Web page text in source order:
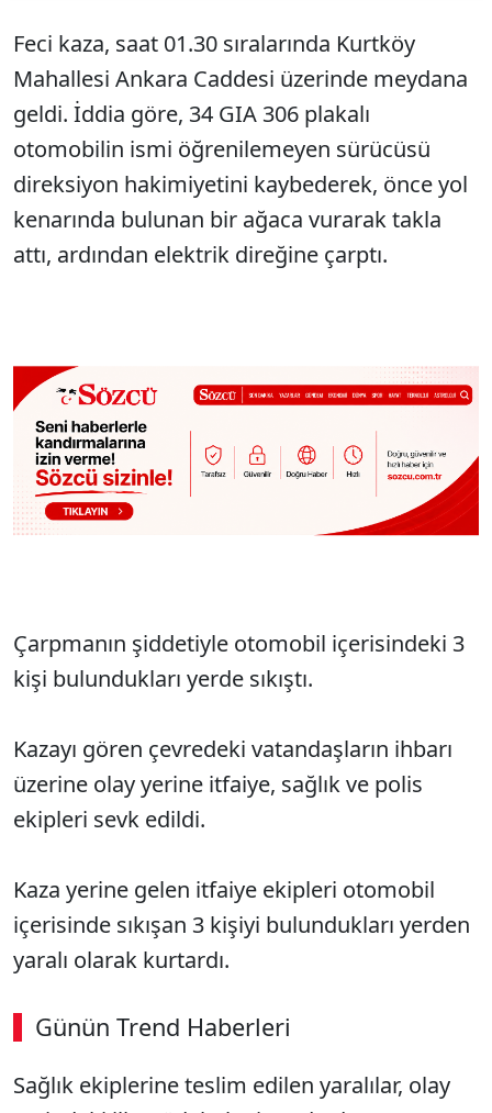
Feci kaza, saat 01.30 sıralarında Kurtköy
Mahallesi Ankara Caddesi üzerinde meydana
geldi. İddia göre, 34 GIA 306 plakalı
otomobilin ismi öğrenilemeyen sürücüsü
direksiyon hakimiyetini kaybederek, önce yol
kenarında bulunan bir ağaca vurarak takla
attı, ardından elektrik direğine çarptı.
Çarpmanın şiddetiyle otomobil içerisindeki 3
kişi bulundukları yerde sıkıştı.
Kazayı gören çevredeki vatandaşların ihbarı
üzerine olay yerine itfaiye, sağlık ve polis
ekipleri sevk edildi.
Kaza yerine gelen itfaiye ekipleri otomobil
içerisinde sıkışan 3 kişiyi bulundukları yerden
yaralı olarak kurtardı.
Günün Trend Haberleri
00:01 / 08:43
Sesi Aç
Sağlık ekiplerine teslim edilen yaralılar, olay